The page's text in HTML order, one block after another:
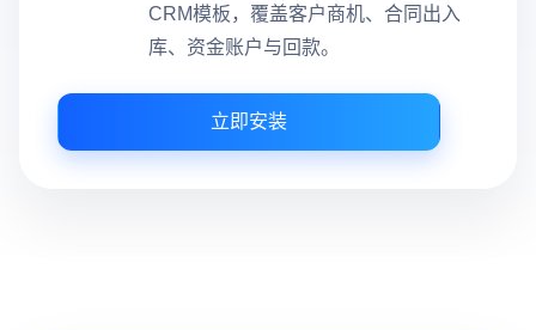
CRM模板，覆盖客户商机、合同出入
库、资金账户与回款。
立即安装